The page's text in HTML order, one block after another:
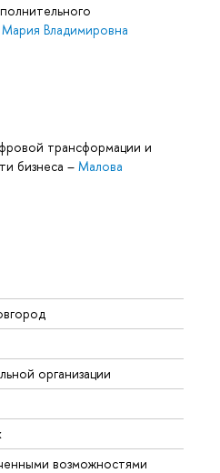
Мария Владимировна
трансформации и
бизнеса – Малова
организации
возможностями